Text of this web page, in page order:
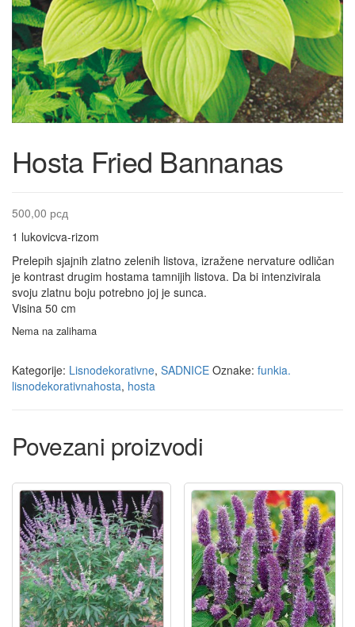
Hosta Fried Bannanas
500,00 рсд
1 lukovicva-rizom
Prelepih sjajnih zlatno zelenih listova, izražene nervature odličan
je kontrast drugim hostama tamnijih listova. Da bi intenzivirala
svoju zlatnu boju potrebno joj je sunca.
Visina 50 cm
Nema na zalihama
Kategorije: Lisnodekorativne, SADNICE Oznake: funkia.
lisnodekorativnahosta, hosta
Povezani proizvodi